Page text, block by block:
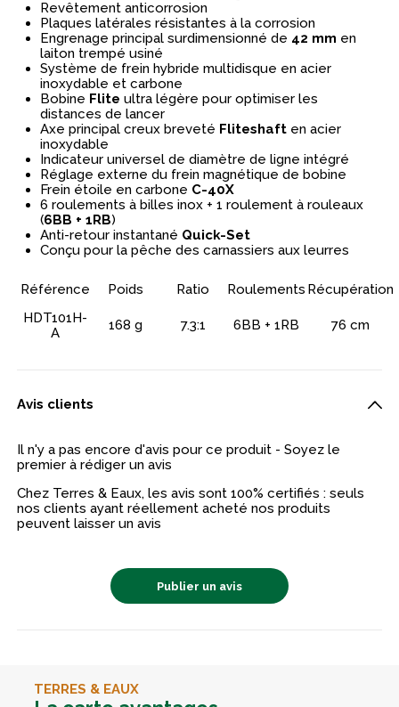
Revêtement anticorrosion
Plaques latérales résistantes à la corrosion
Engrenage principal surdimensionné de 42 mm en
laiton trempé usiné
Système de frein hybride multidisque en acier
inoxydable et carbone
Bobine Flite ultra légère pour optimiser les
distances de lancer
Axe principal creux breveté Fliteshaft en acier
inoxydable
Indicateur universel de diamètre de ligne intégré
Réglage externe du frein magnétique de bobine
Frein étoile en carbone C-40X
6 roulements à billes inox + 1 roulement à rouleaux
(6BB + 1RB)
Anti-retour instantané Quick-Set
Conçu pour la pêche des carnassiers aux leurres
Référence Poids Ratio Roulements Récupération
HDT101H-
A
168 g 7.3:1 6BB + 1RB 76 cm
Avis clients
Il n'y a pas encore d'avis pour ce produit - Soyez le
premier à rédiger un avis
Chez Terres & Eaux, les avis sont 100% certifiés : seuls
nos clients ayant réellement acheté nos produits
peuvent laisser un avis
Publier un avis
TERRES & EAUX